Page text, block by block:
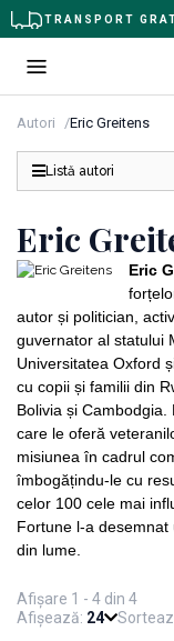
TRANSPORT
Autori Eric Greitens
Listă autori
Eric
Eric
autor și politician,
guvernator al statului
Universitatea Oxford
cu copii și familii din
Bolivia și
care le oferă
misiunea în cadrul
îmbogățindu-le cu
celor 100 cele mai
Fortune l-a
din lume.
Afișare 1 - 4 din 4
Afișează: 24